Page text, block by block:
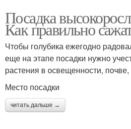
Посадка
Как правильно
Чтобы голубика ежегодно
еще на этапе посадки нужно
растения в освещенности,
Место посадки
читать дальше →